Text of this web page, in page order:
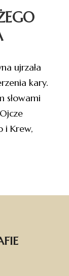
ujrzała
kary.
słowami
i Krew,